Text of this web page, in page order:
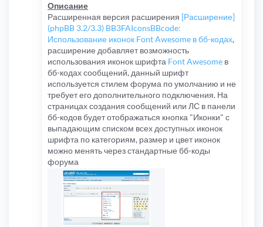
Описание
Расширенная версия расширения [Расширение]
(phpBB 3.2/3.3) BB3FAIconsBBcode:
Использование иконок Font Awesome в бб-кодах,
расширение добавляет возможность
использования иконок шрифта Font Awesome в
бб-кодах сообщений, данный шрифт
используется стилем форума по умолчанию и не
требует его дополнительного подключения. На
страницах создания сообщений или ЛС в панели
бб-кодов будет отображаться кнопка "Иконки" с
выпадающим списком всех доступных иконок
шрифта по категориям, размер и цвет иконок
можно менять через стандартные бб-коды
форума